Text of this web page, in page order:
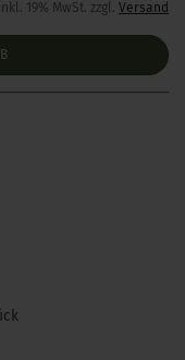
inkl. 19% MwSt. zzgl. Versand